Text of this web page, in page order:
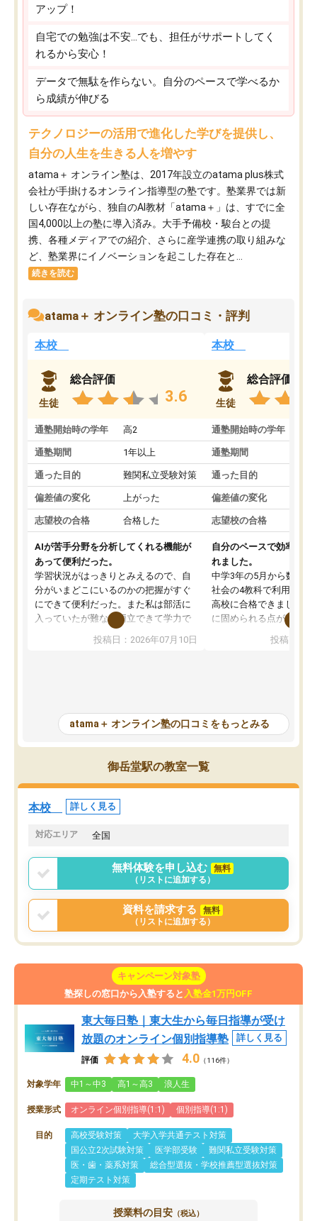
アップ！
自宅での勉強は不安…でも、担任がサポートしてく
れるから安心！
データで無駄を作らない。自分のペースで学べるか
ら成績が伸びる
テクノロジーの活用で進化した学びを提供し、
自分の人生を生きる人を増やす
atama＋ オンライン塾は、2017年設立のatama plus株式
会社が手掛けるオンライン指導型の塾です。塾業界では新
しい存在ながら、独自のAI教材「atama＋」は、すでに全
国4,000以上の塾に導入済み。大手予備校・駿台との提
携、各種メディアでの紹介、さらに産学連携の取り組みな
ど、塾業界にイノベーションを起こした存在と...
続きを読む
atama＋ オンライン塾の口コミ・評判
本校
生徒
総合評価
3.6
通塾開始時の学年 高2
通塾期間 1年以上
通った目的 難関私立受験対策
偏差値の変化 上がった
志望校の合格 合格した
AIが苦手分野を分析してくれる機能が
あって便利だった。
学習状況がはっきりとみえるので、自
分がいまどこにいるのかの把握がすぐ
にできて便利だった。また私は部活に
入っていたが難なく両立できて学力で
も部活でも結果を残すことができてよ
かった。また問題演習の際に、自分が
が、自分で自分の管理ができない人に
とっては難しい部分もあるのではない
かと思った。
投稿日：2026年07月10日
本校
生徒
総合評価
通塾開始時の学年
通塾期間
通った目的
偏差値の変化
志望校の合格
自分のペースで効率よく
れました。
中学3年の5月から数学・
社会の4教科で利用し、
高校に合格できました。
に固められる点が魅力で
項目のおかげで、手軽
元数が可視化されるので
しながら意欲的に取り組
常に効果を実感している
すめできる塾です。
投稿日：
atama＋ オンライン塾の口コミをもっとみる
御岳堂駅の教室一覧
本校 詳しく見る
対応エリア 全国
無料体験を申し込む
無料
（リストに追加する）
資料を請求する
無料
（リストに追加する）
キャンペーン対象塾
塾探しの窓口から入塾すると 入塾金1万円OFF
東大毎日塾｜東大生から毎日指導が受け
放題のオンライン個別指導塾
詳しく見る
評価 4.0 （116件）
対象学年 中1～中3 高1～高3 浪人生
授業形式 オンライン個別指導(1:1) 個別指導(1:1)
目的 高校受験対策
大学入学共通テスト対策
国公立2次試験対策
医学部受験
難関私立受験対策
医・歯・薬系対策
総合型選抜・学校推薦型選抜対策
定期テスト対策
授業料の目安 （税込）